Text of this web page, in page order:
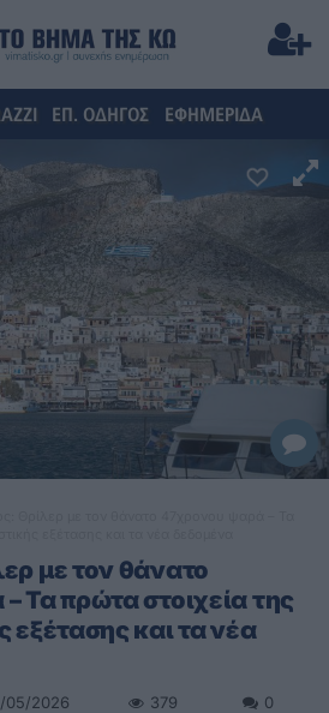
ΕΠ. ΟΔΗΓΟΣ ΕΦΗΜΕΡΙΔΑ
με τον θάνατο
Τα πρώτα στοιχεία της
εξέτασης και τα νέα
05/2026 379 0